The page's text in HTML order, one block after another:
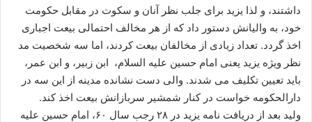
داشتند، و لذا یزید برای جلب نظر آنان و سکوت در مقابل حکومت
خود، به والیانش دستور داد که از هر مخالف احتمالی بیعت اجباری
اخذ گردد. تعداد زیادی از مخالفان بیعت کردند، اما سه شخصیت مد
نظر ویژه یزید یعنی امام حسین علیه السلام، ابن زبیر، و ابن عمر،
باید تعیین تکلیف می شدند. والی دست نشانده مدینه از این سه در
دارالحکومه خواست در کنار شمشیر سربازانش بیعت اخذ کند.
ولید بعد از دریافت نامه یزید در ۲۸ رجب سال ۶۰، امام حسین علیه